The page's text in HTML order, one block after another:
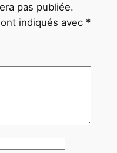
pas publiée.
indiqués avec *